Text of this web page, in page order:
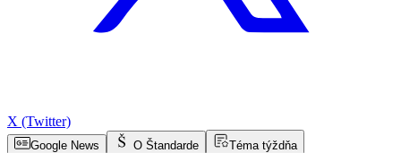
X (Twitter)
Google News O Štandarde
Téma týždňa